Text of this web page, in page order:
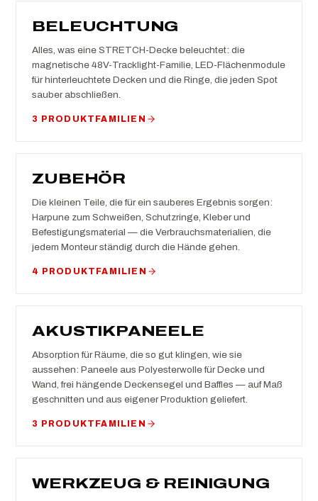
BELEUCHTUNG
Alles, was eine STRETCH-Decke beleuchtet: die
magnetische 48V-Tracklight-Familie, LED-Flächenmodule
für hinterleuchtete Decken und die Ringe, die jeden Spot
sauber abschließen.
3 PRODUKTFAMILIEN
ZUBEHÖR
Die kleinen Teile, die für ein sauberes Ergebnis sorgen:
Harpune zum Schweißen, Schutzringe, Kleber und
Befestigungsmaterial — die Verbrauchsmaterialien, die
jedem Monteur ständig durch die Hände gehen.
4 PRODUKTFAMILIEN
AKUSTIKPANEELE
Absorption für Räume, die so gut klingen, wie sie
aussehen: Paneele aus Polyesterwolle für Decke und
Wand, frei hängende Deckensegel und Baffles — auf Maß
geschnitten und aus eigener Produktion geliefert.
3 PRODUKTFAMILIEN
WERKZEUG & REINIGUNG